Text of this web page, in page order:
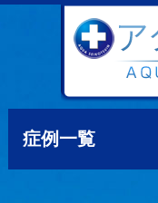
症例一覧